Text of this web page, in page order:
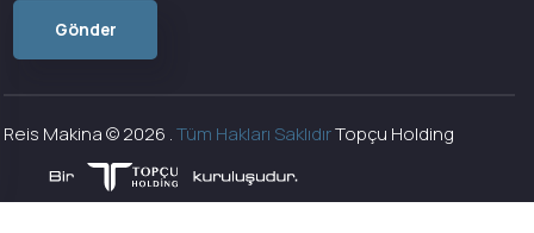
Reis Makina ©2026 .Tüm Hakları SaklıdırTopçu Holding